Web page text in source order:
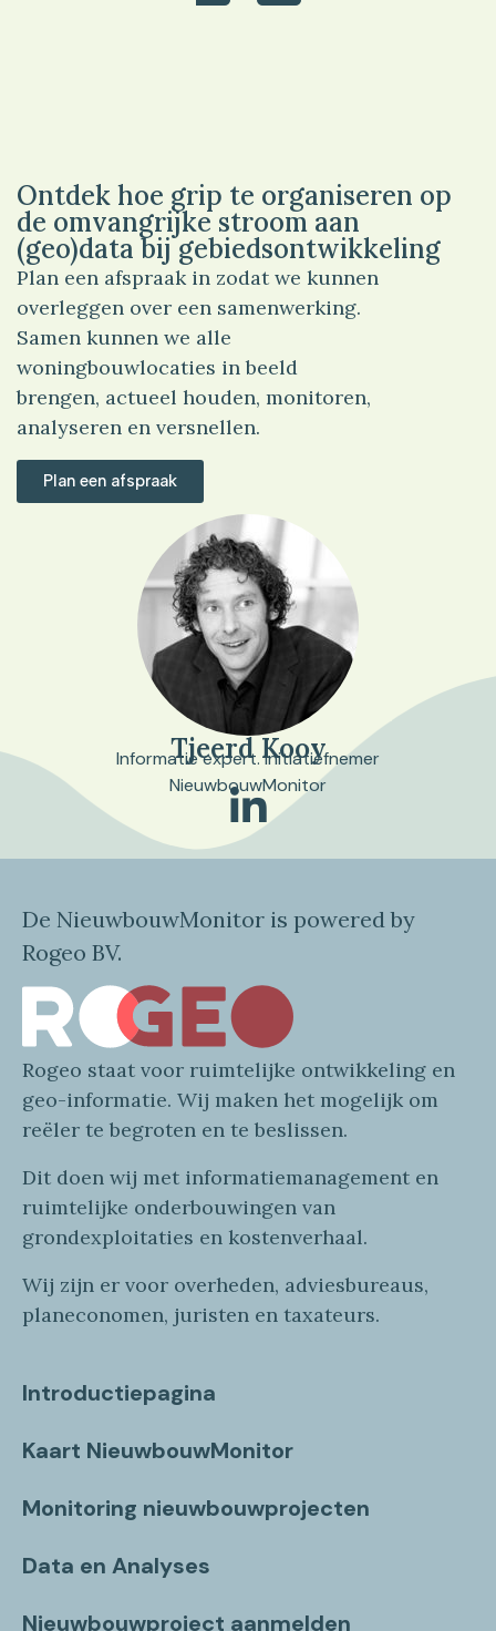
Ontdek hoe grip te organiseren op
de omvangrijke stroom aan
(geo)data bij gebiedsontwikkeling
Plan een afspraak in zodat we kunnen
overleggen over een samenwerking.
Samen kunnen we alle
woningbouwlocaties in beeld
brengen, actueel houden, monitoren,
analyseren en versnellen.
Plan een afspraak
Tjeerd Kooy
Informatie expert. Initiatiefnemer
NieuwbouwMonitor
De NieuwbouwMonitor is powered by
Rogeo BV.
Rogeo staat voor ruimtelijke ontwikkeling en
geo-informatie. Wij maken het mogelijk om
reëler te begroten en te beslissen.
Dit doen wij met informatiemanagement en
ruimtelijke onderbouwingen van
grondexploitaties en kostenverhaal.
Wij zijn er voor overheden, adviesbureaus,
planeconomen, juristen en taxateurs.
Introductiepagina
Kaart NieuwbouwMonitor
Monitoring nieuwbouwprojecten
Data en Analyses
Nieuwbouwproject aanmelden